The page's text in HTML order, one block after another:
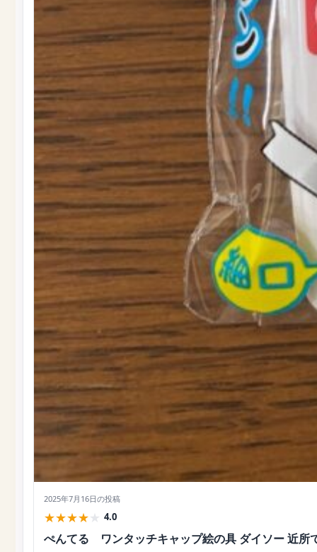
2025年7月16日の投稿
★★★★★ 4.0
ぺんてる ワンタッチキャップ絵の具 ダイソー 近所